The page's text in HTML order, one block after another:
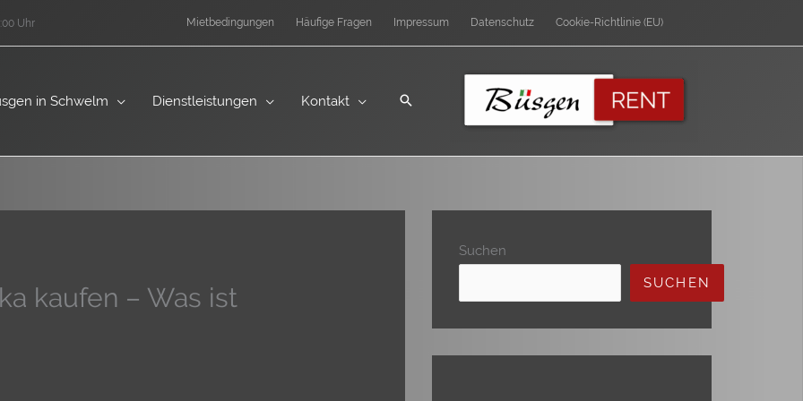
Uhr Mietbedingungen Häufige Fragen Impressum Datenschutz Cookie-Richtlinie (EU)
in Schwelm Dienstleistungen Kontakt
kaufen – Was ist
Suchen
SUCHEN